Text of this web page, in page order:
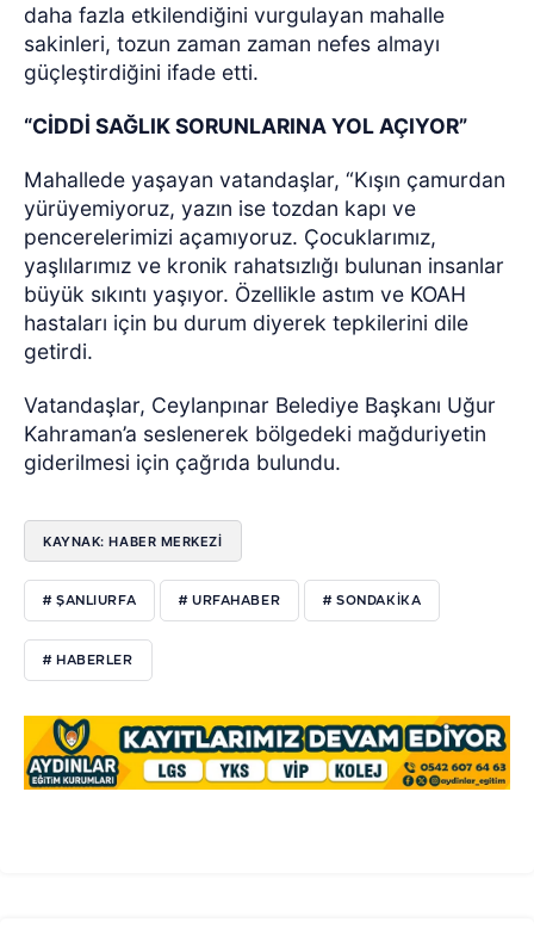
daha fazla etkilendiğini vurgulayan mahalle
sakinleri, tozun zaman zaman nefes almayı
güçleştirdiğini ifade etti.
“CİDDİ SAĞLIK SORUNLARINA YOL AÇIYOR”
Mahallede yaşayan vatandaşlar, “Kışın çamurdan
yürüyemiyoruz, yazın ise tozdan kapı ve
pencerelerimizi açamıyoruz. Çocuklarımız,
yaşlılarımız ve kronik rahatsızlığı bulunan insanlar
büyük sıkıntı yaşıyor. Özellikle astım ve KOAH
hastaları için bu durum diyerek tepkilerini dile
getirdi.
Vatandaşlar, Ceylanpınar Belediye Başkanı Uğur
Kahraman’a seslenerek bölgedeki mağduriyetin
giderilmesi için çağrıda bulundu.
KAYNAK: HABER MERKEZI
# ŞANLIURFA # URFAHABER # SONDAKIKA
# HABERLER